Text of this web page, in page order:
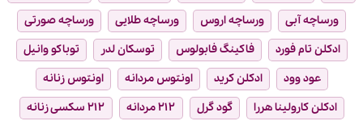
ورساچه آبی
ورساچه اروس ورساچه طلایی
ورساچه صورتی
ادکلن تام فورد
فاکینگ فابولوس توسکان لدر
توباکو وانیل
عود وود
ادکلن کرید اونتوس مردانه
اونتوس زنانه
ادکلن کارولینا هررا
گود گرل ۲۱۲ مردانه
۲۱۲ سکسی زنانه